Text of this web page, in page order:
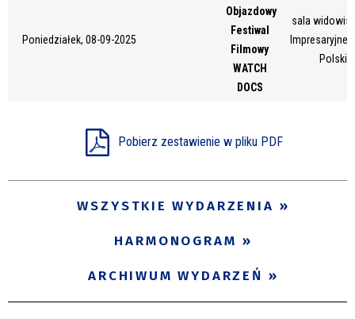
Poniedziałek, 08-09-2025
Objazdowy
Festiwal
Filmowy
WATCH
DOCS
sala
Pobierz zestawienie w pliku PDF
WSZYSTKIE WYDARZENIA
HARMONOGRAM
ARCHIWUM WYDARZEŃ